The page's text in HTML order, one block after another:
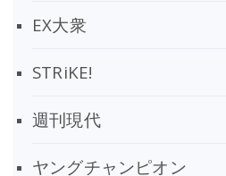
EX大衆
STRiKE!
週刊現代
ヤングチャンピオン